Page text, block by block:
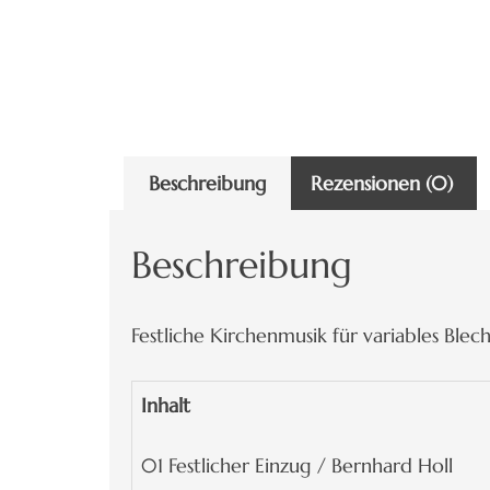
Beschreibung Rezensionen (0)
Beschreibung
Festliche Kirchenmusik für variables
Inhalt
01 Festlicher Einzug / Bernhard Holl